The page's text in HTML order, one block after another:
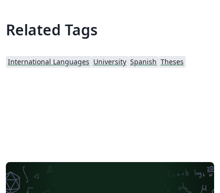
Related Tags
International Languages University Spanish Theses